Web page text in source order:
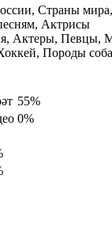
Страны
Актрисы
Актеры, Певцы,
Породы
55%
0%